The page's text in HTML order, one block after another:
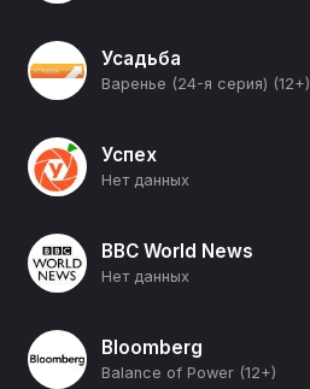
Усадьба
Варенье (24-я серия) (12+)
Успех
Нет данных
BBC World News
Нет данных
Bloomberg
Balance of Power (12+)